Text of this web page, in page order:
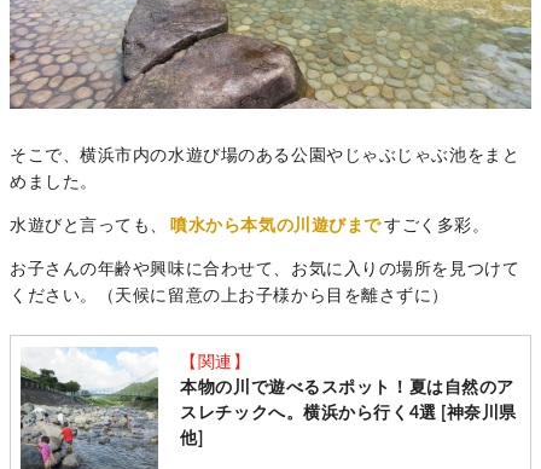
そこで、横浜市内の水遊び場のある公園やじゃぶじゃぶ池をまと
めました。
水遊びと言っても、 噴水から本気の川遊びまですごく多彩。
お子さんの年齢や興味に合わせて、お気に入りの場所を見つけて
ください。（天候に留意の上お子様から目を離さずに）
【関連】
本物の川で遊べるスポット！夏は自然のア
スレチックへ。横浜から行く4選 [神奈川県
他]